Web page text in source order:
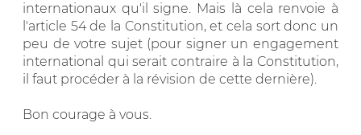
internationaux qu'il signe. Mais là cela renvoie à
l'article 54 de la Constitution, et cela sort donc un
peu de votre sujet (pour signer un engagement
international qui serait contraire à la Constitution,
il faut procéder à la révision de cette dernière).
Bon courage à vous.